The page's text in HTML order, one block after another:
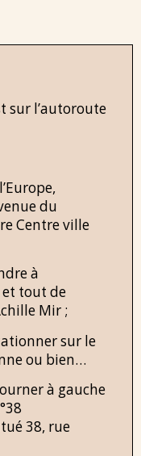
sur l’autoroute
du
Centre ville
à
et tout de
Mir ;
sur le
ou bien…
à gauche
38, rue